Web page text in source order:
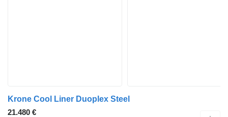
Krone Cool Liner Duoplex Steel
21.480 €